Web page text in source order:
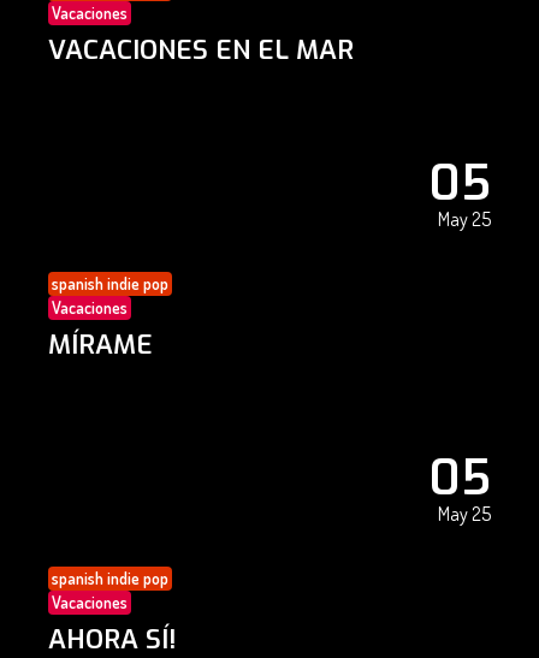
Vacaciones
VACACIONES EN EL MAR
05
May 25
spanish indie pop
Vacaciones
MÍRAME
05
May 25
spanish indie pop
Vacaciones
AHORA SÍ!